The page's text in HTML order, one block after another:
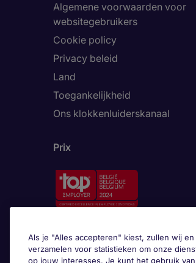
Algemene voorwaarden voor
websitegebruikers
Cookie policy
Privacy beleid
Land
Toegankelijkheid
Ons klokkenluiderskanaal
Prix
Als je "Alles accepteren" kiest, zullen wij
verzamelen voor statistieken om onze
op jouw interesses. Je kunt het gebruik